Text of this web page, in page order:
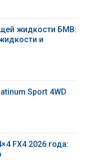
жидкости БМВ:
и
Sport 4WD
FX4 2026 года: